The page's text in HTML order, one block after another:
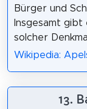
Bürger und
Insgesamt gibt
solcher
Wikipedia:
13.